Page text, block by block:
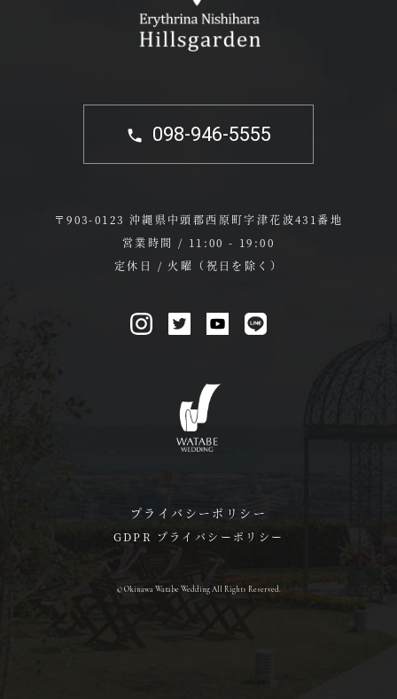
098-946-5555
〒903-0123 沖縄県中頭郡西原町字津花波431番地
営業時間 / 11:00 - 19:00
定休日 / 火曜（祝日を除く）
プライバシーポリシー
GDPR プライバシーポリシー
© Okinawa Watabe Wedding All Rights Reserved.